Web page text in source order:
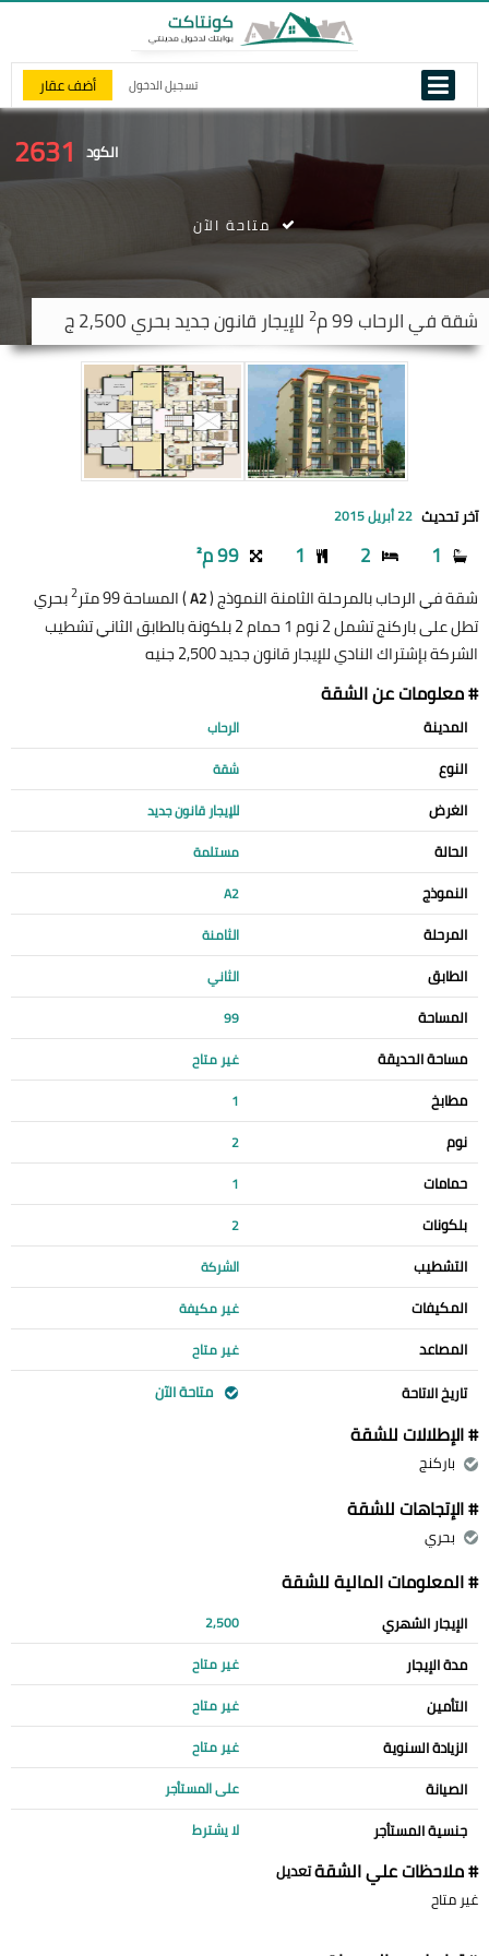
تسجيل الدخول أضف عقار
الكود 2631
شقة فيالرحاب 2 للإيجار قانون جديد بحري 2,500 ج
متاحة الآن
آخر تحديث 22 أبريل 2015
1
2
1 99 م²
شقة في الرحاب بالمرحلة الثامنة النموذج (A2) المساحة 99 متر 2بحري
تطل على باركنج تشمل 2 نوم 1 حمام 2 بلكونة بالطابق الثاني تشطيب
الشركة بإشتراك النادي للإيجار قانون جديد 2,500 جنيه
# معلومات عن الشقة
المدينة الرحاب
النوع شقة
الغرض للإيجار قانون جديد
الحالة مستلمة
النموذج A2
المرحلة الثامنة
الطابق الثاني
المساحة 99
مساحة الحديقة غير متاح
مطابخ 1
نوم 2
حمامات 1
بلكونات 2
التشطيب الشركة
المكيفات غير مكيفة
المصاعد غير متاح
تاريخ الاتاحة متاحة الآن
# الإطلالات للشقة
باركنج
# الإتجاهات للشقة
بحري
# المعلومات المالية للشقة
الإيجار الشهري 2,500
مدة الإيجار غير متاح
التأمين غير متاح
الزيادة السنوية غير متاح
الصيانة على المستأجر
جنسية المستأجر لا يشترط
# ملاحظات علي الشقةتعديل
غير متاح